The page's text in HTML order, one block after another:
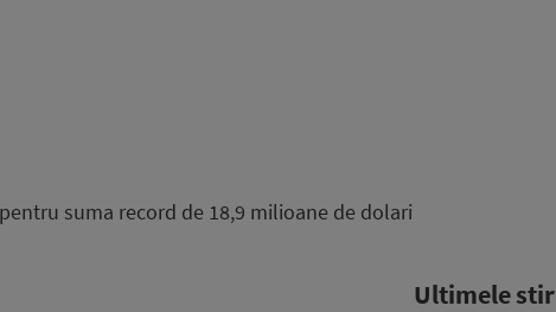
suma record de 18,9 milioane de dolari
Ultimele